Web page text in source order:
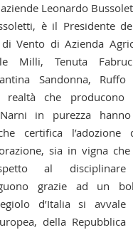
Leonardo
è il Presidente
Vento di Azienda
Milli, Tenuta
Sandonna, Ruffo
realtà che producono
in purezza
certifica l’adozione
sia in vigna
al
grazie ad un
d’Italia si
della